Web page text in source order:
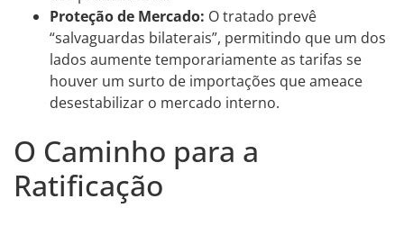
Proteção de Mercado: O tratado prevê
“salvaguardas bilaterais”, permitindo que um dos
lados aumente temporariamente as tarifas se
houver um surto de importações que ameace
desestabilizar o mercado interno.
O Caminho para a
Ratificação